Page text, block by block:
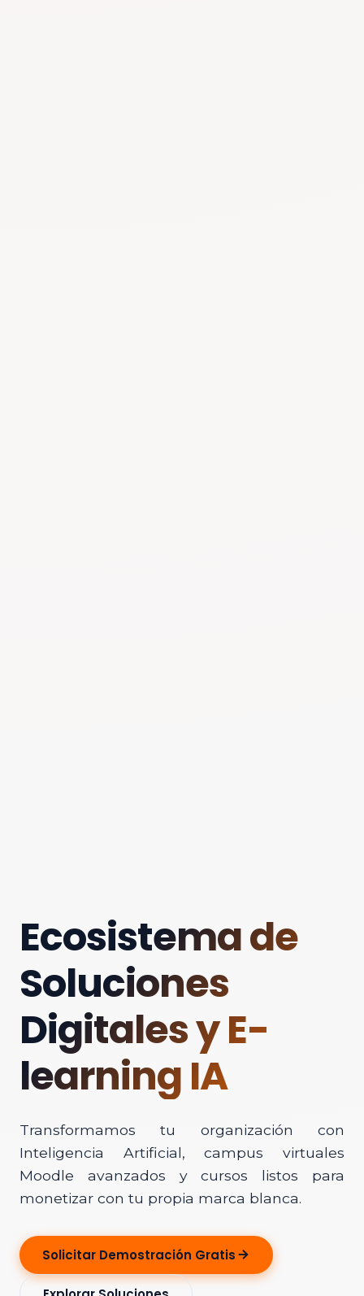
Ecosistema de
Soluciones
Digitales y E-
learning IA
Transformamos tu organización con
Inteligencia Artificial, campus virtuales
Moodle avanzados y cursos listos para
monetizar con tu propia marca blanca.
Solicitar Demostración Gratis